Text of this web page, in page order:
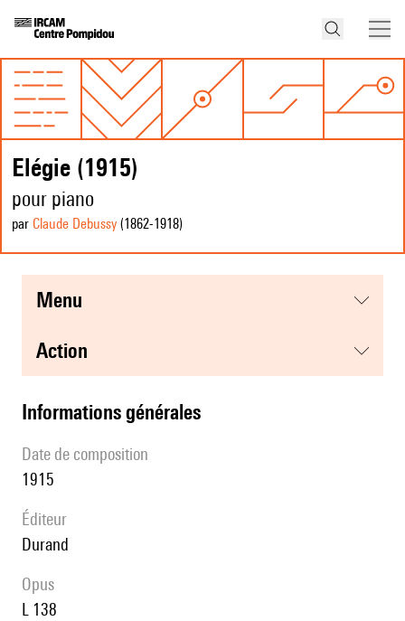
Elégie (1915)
pour piano
par Claude Debussy (1862-1918)
menu
action
informations générales
date de composition
1915
éditeur
Durand
Opus
L 138